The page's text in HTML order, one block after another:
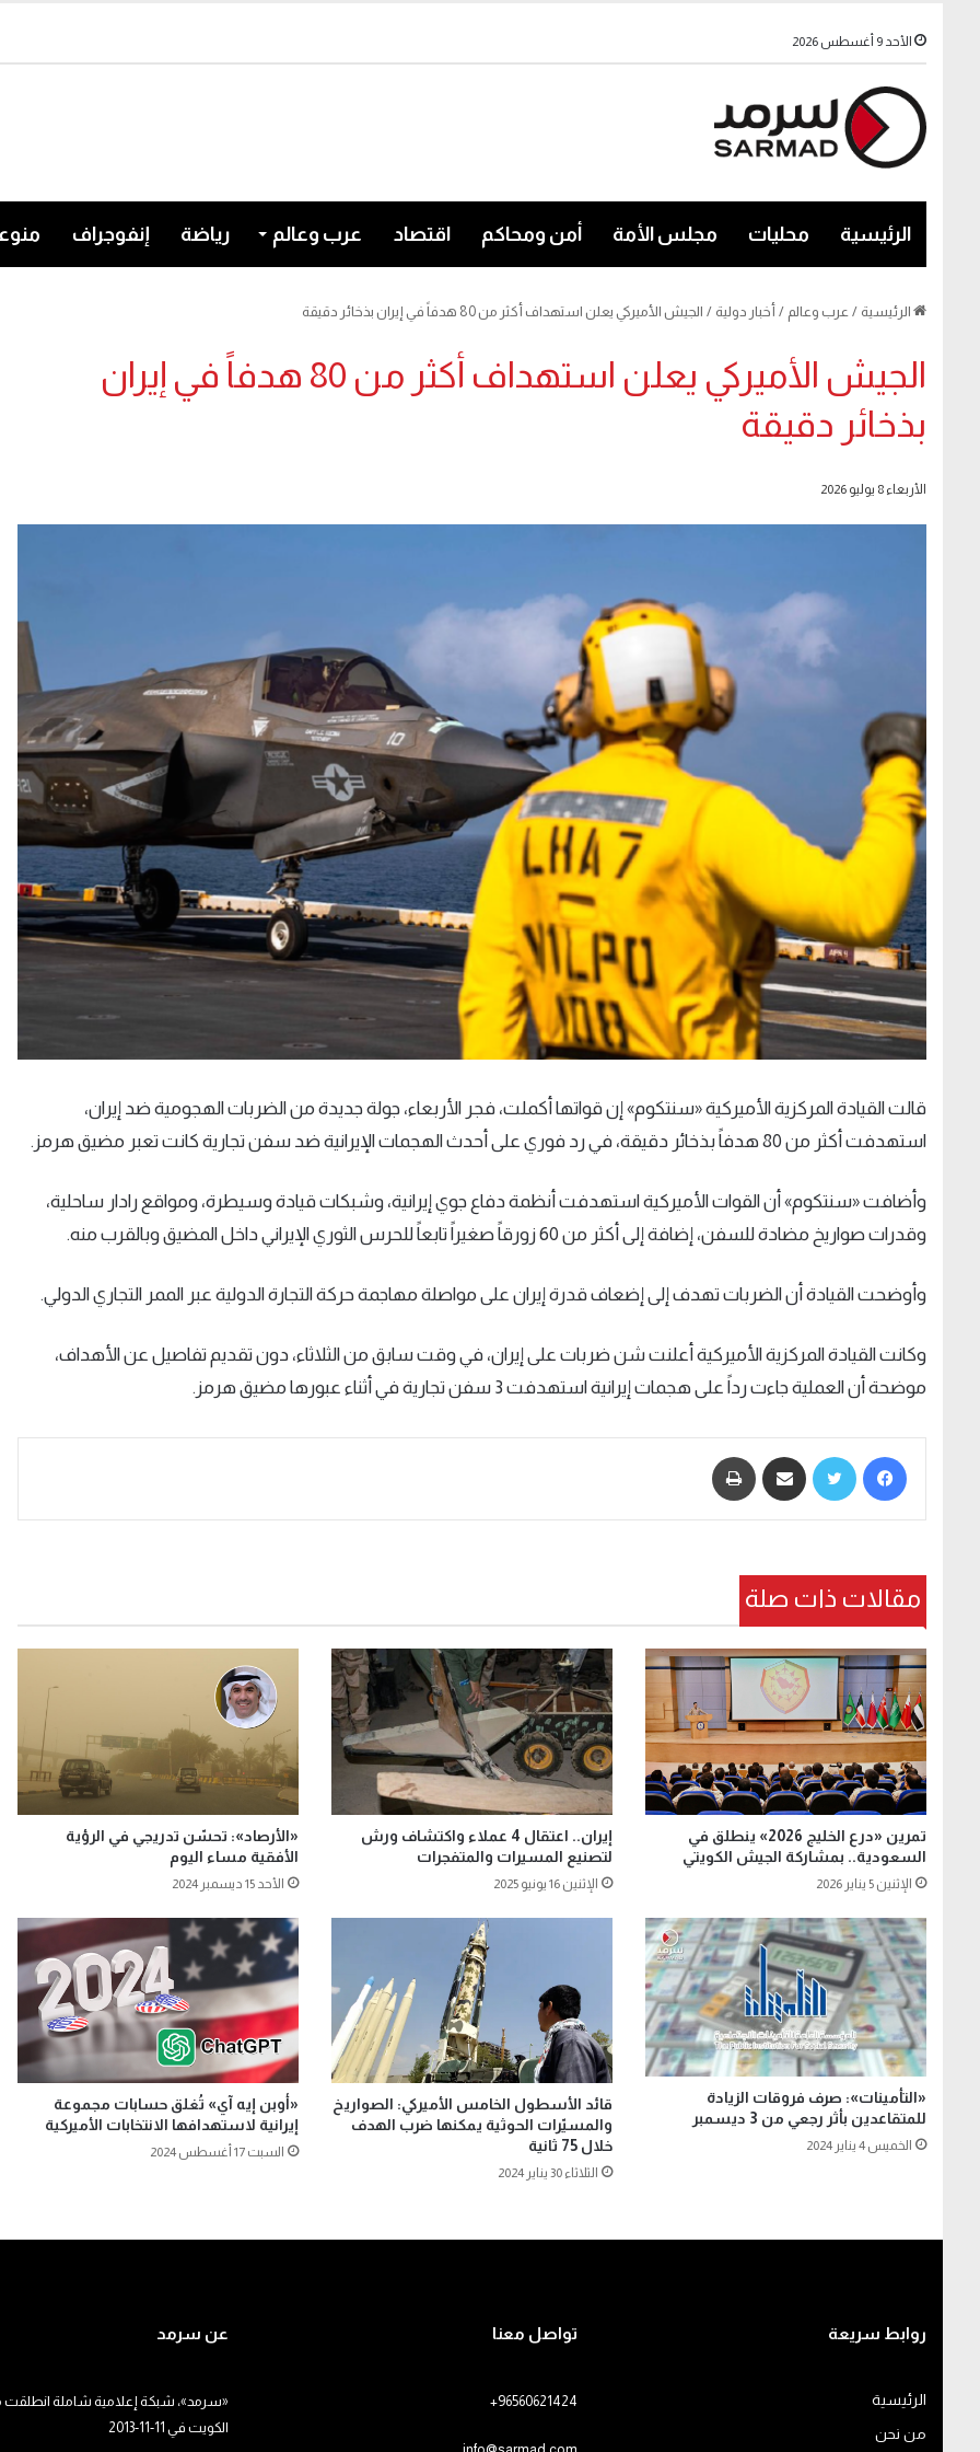
الأحد 9 أغسطس 2026
الرئيسية محليات مجلس الأمة أمن ومحاكم اقتصاد عرب وعالم رياضة إنفوجراف
الرئيسية / عرب وعالم / أخبار دولية / الجيش الأميركي يعلن استهداف أكثر من 80 هدفاً في إيران بذخائر دقيقة
الجيش الأميركي يعلن استهداف أكثر من 80 هدفاً في إيران
بذخائر دقيقة
الأربعاء 8 يوليو 2026
قالت القيادة المركزية الأميركية «سنتكوم» إن قواتها أكملت، فجر الأربعاء، جولة جديدة من الضربات الهجومية ضد إيران،
استهدفت أكثر من 80 هدفاً بذخائر دقيقة، في رد فوري على أحدث الهجمات الإيرانية ضد سفن تجارية كانت تعبر مضيق هرمز.
وأضافت «سنتكوم» أن القوات الأميركية استهدفت أنظمة دفاع جوي إيرانية، وشبكات قيادة وسيطرة، ومواقع رادار ساحلية،
وقدرات صواريخ مضادة للسفن، إضافة إلى أكثر من 60 زورقاً صغيراً تابعاً للحرس الثوري الإيراني داخل المضيق وبالقرب منه.
وأوضحت القيادة أن الضربات تهدف إلى إضعاف قدرة إيران على مواصلة مهاجمة حركة التجارة الدولية عبر الممر التجاري الدولي.
وكانت ​القيادة ​المركزية الأميركية أعلنت شن ‌ضربات على إيران، ​في وقت سابق ⁠من ​الثلاثاء، ⁠دون ‌تقديم تفاصيل عن الأهداف،
موضحة أن العملية ‌جاءت رداً على هجمات إيرانية استهدفت 3 ​سفن تجارية في أثناء عبورها مضيق هرمز.
مقالات ذات صلة
تمرين «درع الخليج 2026» ينطلق في
السعودية.. بمشاركة الجيش الكويتي
الإثنين 5 يناير 2026
إيران.. اعتقال 4 عملاء واكتشاف ورش
لتصنيع المسيرات والمتفجرات
الإثنين 16 يونيو 2025
«الأرصاد»: تحسّن تدريجي في الرؤية
الأفقية مساء اليوم
الأحد 15 ديسمبر 2024
«التأمينات»: صرف فروقات الزيادة
للمتقاعدين بأثر رجعي من 3 ديسمبر
الخميس 4 يناير 2024
قائد الأسطول الخامس الأميركي: الصواريخ
والمسيّرات الحوثية يمكنها ضرب الهدف
خلال 75 ثانية
الثلاثاء 30 يناير 2024
«أوبن إيه آي» تُغلق حسابات مجموعة
إيرانية لاستهدافها الانتخابات الأميركية
السبت 17 أغسطس 2024
روابط سريعة
الرئيسية
من نحن
تواصل معنا
+96560621424
عن سرمد
«سرمد»، شبكة إعلامية شاملة انطلقت
الكويت في 11-11-2013